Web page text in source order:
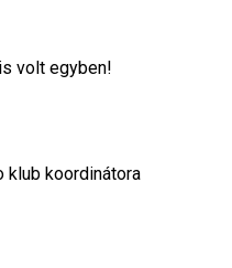
volt egyben!
klub koordinátora